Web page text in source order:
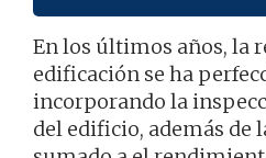
En los últimos años, la
edificación se ha
incorporando la
del edificio, además de